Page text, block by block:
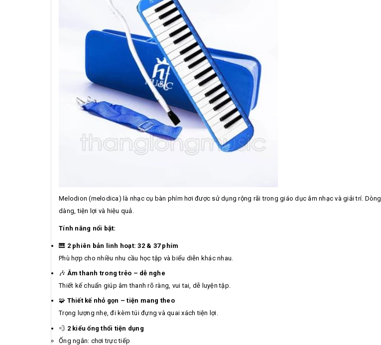
Melodion (melodica) là nhạc cụ bàn phím hơi được sử dụng rộng rãi trong giáo dục âm nhạc và giải trí. Dòng
dàng, tiện lợi và hiệu quả.
Tính năng nổi bật:
🎹 2 phiên bản linh hoạt: 32 & 37 phím
Phù hợp cho nhiều nhu cầu học tập và biểu diễn khác nhau.
🎶 Âm thanh trong trẻo – dễ nghe
Thiết kế chuẩn giúp âm thanh rõ ràng, vui tai, dễ luyện tập.
🧩 Thiết kế nhỏ gọn – tiện mang theo
Trọng lượng nhẹ, đi kèm túi đựng và quai xách tiện lợi.
💨 2 kiểu ống thổi tiện dụng
Ống ngắn: chơi trực tiếp